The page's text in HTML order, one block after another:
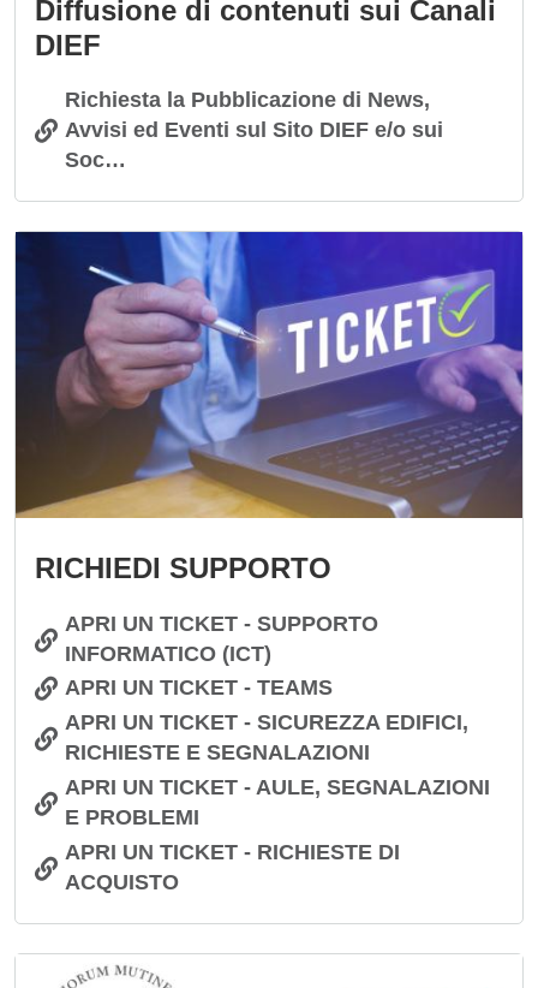
Diffusione di contenuti sui Canali
DIEF
Richiesta la Pubblicazione di News,
Avvisi ed Eventi sul Sito DIEF e/o sui
Soc…
RICHIEDI SUPPORTO
APRI UN TICKET - SUPPORTO
INFORMATICO (ICT)
APRI UN TICKET - TEAMS
APRI UN TICKET - SICUREZZA EDIFICI,
RICHIESTE E SEGNALAZIONI
APRI UN TICKET - AULE, SEGNALAZIONI
E PROBLEMI
APRI UN TICKET - RICHIESTE DI
ACQUISTO
Immagine